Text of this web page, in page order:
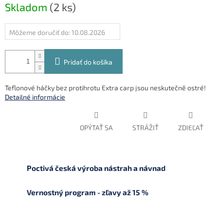
cena:
Skladom (2 ks)
Môžeme doručiť do: 10.08.2026
Pridať do košíka
Teflonové háčky bez protihrotu Extra carp jsou neskutečně ostré!
Detailné informácie
OPÝTAŤ SA STRÁŽIŤ ZDIEĽAŤ
Poctivá česká výroba nástrah a návnad
Vernostný program - zľavy až 15 %